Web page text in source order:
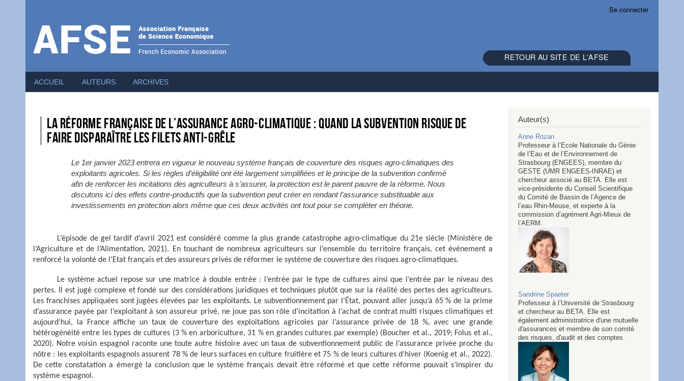
compte
l'utilisateur
Se connecter
RETOUR AU SITE DE L'AFSE
ACCUEIL AUTEURS ARCHIVES
La réforme française de l’assurance agro-climatique : quand la subvention risque de
faire disparaître les filets anti-grêle
Le 1er janvier 2023 entrera en vigueur le nouveau système français de couverture des risques agro-climatiques des
exploitants agricoles. Si les règles d’éligibilité ont été largement simplifiées et le principe de la subvention confirmé
afin de renforcer les incitations des agriculteurs à s’assurer, la protection est le parent pauvre de la réforme. Nous
discutons ici des effets contre-productifs que la subvention peut créer en rendant l’assurance substituable aux
investissements en protection alors même que ces deux activités ont tout pour se compléter en théorie.
L’épisode de gel tardif d’avril 2021 est considéré comme la plus grande catastrophe agro-climatique du 21e siècle (Ministère de
l’Agriculture et de l’Alimentation, 2021). En touchant de nombreux agriculteurs sur l’ensemble du territoire français, cet événement a
renforcé la volonté de l’Etat français et des assureurs privés de réformer le système de couverture des risques agro-climatiques.
Le système actuel repose sur une matrice à double entrée : l’entrée par le type de cultures ainsi que l’entrée par le niveau des
pertes. Il est jugé complexe et fondé sur des considérations juridiques et techniques plutôt que sur la réalité des pertes des agriculteurs.
Les franchises appliquées sont jugées élevées par les exploitants. Le subventionnement par l’État, pouvant aller jusqu’à 65 % de la prime
d’assurance payée par l’exploitant à son assureur privé, ne joue pas son rôle d’incitation à l’achat de contrat multi risques climatiques et
aujourd’hui, la France affiche un taux de couverture des exploitations agricoles par l’assurance privée de 18 %, avec une grande
hétérogénéité entre les types de cultures (3 % en arboriculture, 31 % en grandes cultures par exemple) (Boucher et al., 2019; Folus et al.,
2020). Notre voisin espagnol raconte une toute autre histoire avec un taux de subventionnement public de l’assurance privée proche du
nôtre : les exploitants espagnols assurent 78 % de leurs surfaces en culture fruitière et 75 % de leurs cultures d’hiver (Koenig et al., 2022).
De cette constatation a émergé la conclusion que le système français devait être réformé et que cette réforme pouvait s’inspirer du
système espagnol.
Auteur(s)
Anne Rozan
Professeur à l’Ecole Nationale du Génie
de l’Eau et de l’Environnement de
Strasbourg (ENGEES), membre du
GESTE (UMR ENGEES-INRAE) et
chercheur associé au BETA. Elle est
vice-présidente du Conseil Scientifique
du Comité de Bassin de l’Agence de
l’eau Rhin-Meuse, et experte à la
commission d’agrément Agri-Mieux de
l’AERM.
Sandrine Spaeter
Professeur à l’Université de Strasbourg
et chercheur au BETA. Elle est
également administratrice d'une mutuelle
d'assurances et membre de son comité
des risques, d'audit et des comptes.